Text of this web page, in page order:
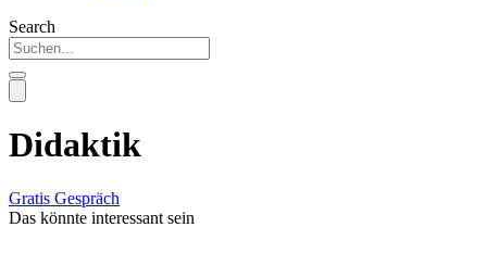
Search
Didaktik
Gratis Gespräch
Das könnte interessant sein